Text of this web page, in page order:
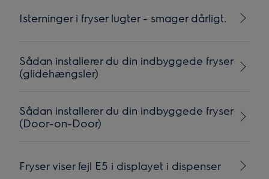
Isterninger i fryser lugter - smager dårligt.
Sådan installerer du din indbyggede fryser
(glidehængsler)
Sådan installerer du din indbyggede fryser
(Door-on-Door)
Fryser viser fejl E5 i displayet i dispenser